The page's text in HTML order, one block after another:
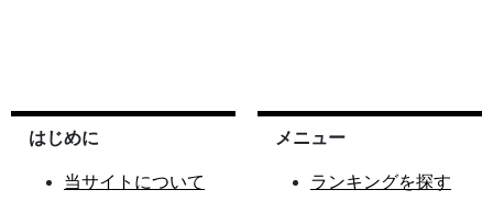
はじめに
当サイトについて
メニュー
ランキングを探す